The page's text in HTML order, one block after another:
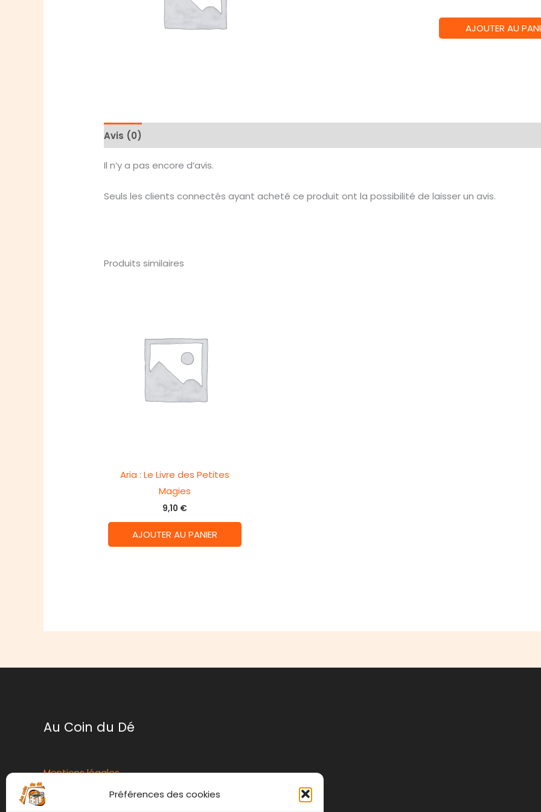
Préférences des cookies
quantité
de
des
AJOUTER AU
Avis (0)
Il n’y a pas encore d’avis.
Seuls les clients connectés ayant acheté ce produit ont la possibilité de laisser un avis.
Produits similaires
Aria : Le Livre des Petites
Magies
9,10 €
AJOUTER AU PANIER
Au Coin du Dé
Mentions légales
Conditions générales de ventes
Politique de retour